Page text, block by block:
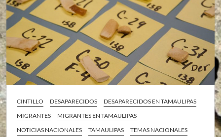
CINTILLO DESAPARECIDOS
DESAPARECIDOS EN TAMAULIPAS
MIGRANTES
MIGRANTES EN TAMAULIPAS
NOTICIAS NACIONALES
TAMAULIPAS TEMAS NACIONALES